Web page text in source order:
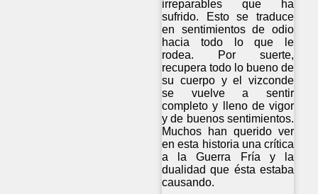
irreparables que ha
sufrido. Esto se traduce
en sentimientos de odio
hacia todo lo que le
rodea. Por suerte,
recupera todo lo bueno de
su cuerpo y el vizconde
se vuelve a sentir
completo y lleno de vigor
y de buenos sentimientos.
Muchos han querido ver
en esta historia una crítica
a la Guerra Fría y la
dualidad que ésta estaba
causando.